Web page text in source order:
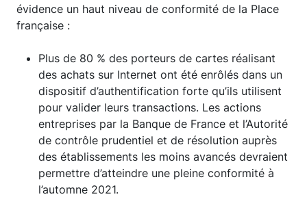
évidence un haut niveau de conformité de la Place
française :
Plus de 80 % des porteurs de cartes réalisant
des achats sur Internet ont été enrôlés dans un
dispositif d’authentification forte qu’ils utilisent
pour valider leurs transactions. Les actions
entreprises par la Banque de France et l’Autorité
de contrôle prudentiel et de résolution auprès
des établissements les moins avancés devraient
permettre d’atteindre une pleine conformité à
l’automne 2021.